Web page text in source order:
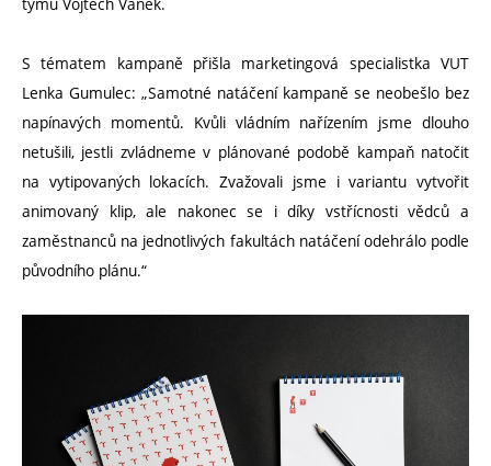
S tématem kampaně přišla marketingová specialistka VUT
Lenka Gumulec: „Samotné natáčení kampaně se neobešlo bez
napínavých momentů. Kvůli vládním nařízením jsme dlouho
netušili, jestli zvládneme v plánované podobě kampaň natočit
na vytipovaných lokacích. Zvažovali jsme i variantu vytvořit
animovaný klip, ale nakonec se i díky vstřícnosti vědců a
zaměstnanců na jednotlivých fakultách natáčení odehrálo podle
původního plánu.“